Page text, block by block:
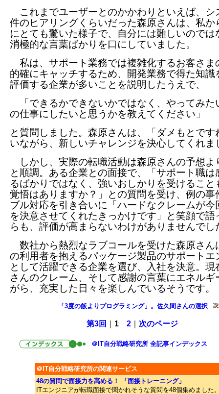
これまでユーザーとのかかわりといえば、シ
件のヒアリングくらいだった森原さんは、私か
にとても驚いた様子で、自分には難しいのでは
消極的な言葉ばかりを口にしていました。
私は、サポート業務では複雑化するお客さま
的確にキャッチするため、開発業務で得た知識
評価する企業が多いことを説明したうえで、
「できるかできないかではなく、やってみた
の仕事にしたいと思うかを教えてください」
と質問しました。森原さんは、「ダメもとです
いながら、新しいチャレンジを決心してくれま
しかし、実際の転職活動は森原さんの予想よ
と順調。ある企業との面接で、「サポート職は
るばかりではなく、強いおしかりを受けること
覚悟はありますか？」との質問を受け、例の事
ブル対応を引き合いに「ハードなクレームが今
を決意させてくれたきっかけです」と笑顔で語
らも、評価が高まらないわけがありませんでし
数社から熱烈なラブコールを受けた森原さん
の利用者を抱えるパッケージ製品のサポートエ
として活躍できる企業を選び、入社を決意。現
さんのクレーム、そして感謝の言葉にエネルギ
がら、充実した日々を楽しんでいるそうです。
「3度の飯よりプログラミング」。佐久間さんの選択
第3回 1 2｜ 次のページ
＠IT自分戦略研究所 全記事インデックス
＠IT自分戦略研究所の関連サービス
48の質問で面接力を高める！ 「面接トレーニング」
ITエンジニアが転職面接で聞かれそうな質問を48個集めました